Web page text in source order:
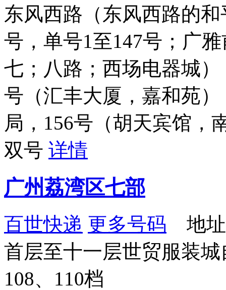
东风西路（东风西路的
号，单号1至147号；广
七；八路；西场电器城
号（汇丰大厦，嘉和苑
局，156号（胡天宾馆，
双号 详情
广州荔湾区七部
百世快递 更多号码 地址
首层至十一层世贸服装城
108、110档